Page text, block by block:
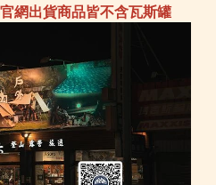
網出貨商品皆不含瓦斯罐